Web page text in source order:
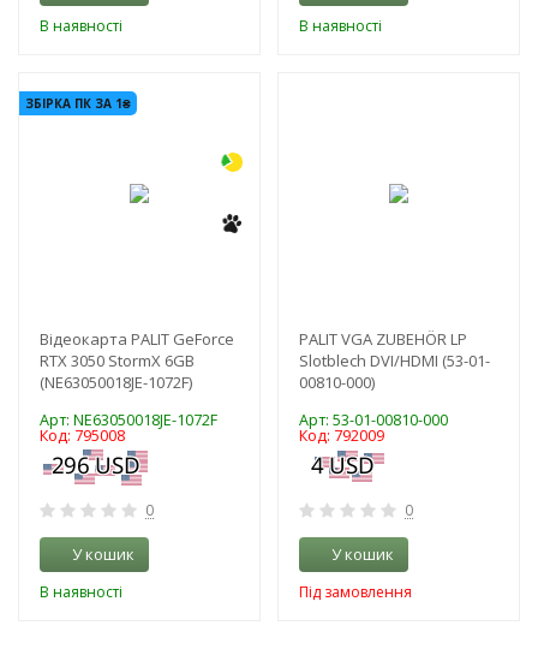
В наявності В наявності
ЗБІРКА ПК ЗА 1₴
Відеокарта PALIT GeForce
RTX 3050 StormX 6GB
(NE63050018JE-1072F)
Арт: NE63050018JE-1072F
Код: 795008
0
У кошик
В наявності
PALIT VGA ZUBEHÖR LP
Slotblech DVI/HDMI (53-01-
00810-000)
Арт: 53-01-00810-000
Код: 792009
0
У кошик
Під замовлення